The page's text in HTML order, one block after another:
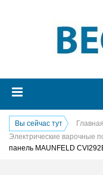
Вы сейчас тут Главная
Электрические варочные
панель MAUNFELD